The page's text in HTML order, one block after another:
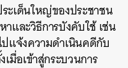
ระเด็นใหญ่ของประชาชน
าและวิธีการบังคับใช้ เช่น
แจ้งความดำเนินคดีกับ
มื่อเข้าสู่กระบวนการ